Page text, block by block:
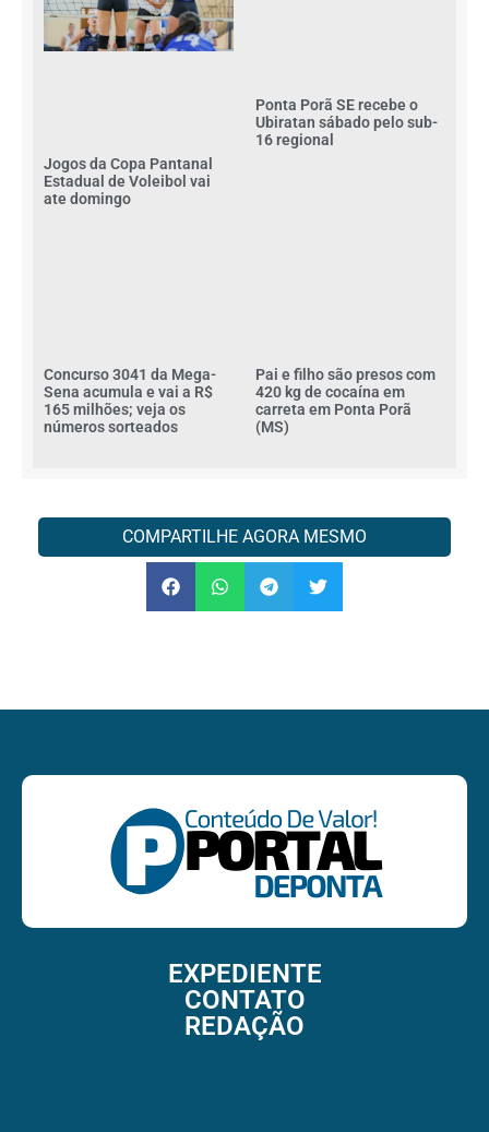
Jogos da Copa Pantanal
Estadual de Voleibol vai
ate domingo
Ponta Porã SE recebe o
Ubiratan sábado pelo sub-
16 regional
Concurso 3041 da Mega-
Sena acumula e vai a R$
165 milhões; veja os
números sorteados
Pai e filho são presos com
420 kg de cocaína em
carreta em Ponta Porã
(MS)
COMPARTILHE AGORA MESMO
EXPEDIENTE
CONTATO
REDAÇÃO